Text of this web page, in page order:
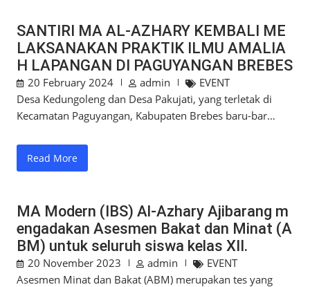
SANTIRI MA AL-AZHARY KEMBALI ME
LAKSANAKAN PRAKTIK ILMU AMALIA
H LAPANGAN DI PAGUYANGAN BREBES
20 February 2024 admin
EVENT
Desa Kedungoleng dan Desa Pakujati, yang terletak di
Kecamatan Paguyangan, Kabupaten Brebes baru-bar…
Read More
MA Modern (IBS) Al-Azhary Ajibarang m
engadakan Asesmen Bakat dan Minat (A
BM) untuk seluruh siswa kelas XII.
20 November 2023 admin
EVENT
Asesmen Minat dan Bakat (ABM) merupakan tes yang